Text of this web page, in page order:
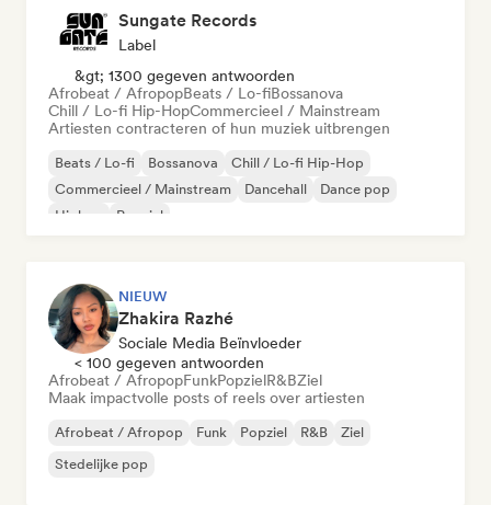
Sungate Records
Label
&gt; 1300 gegeven antwoorden
Afrobeat / AfropopBeats / Lo-fiBossanova
Chill / Lo-fi Hip-HopCommercieel / Mainstream
Artiesten contracteren of hun muziek uitbrengen
Beats / Lo-fi Bossanova
Chill / Lo-fi Hip-Hop
Commercieel / Mainstream
Dancehall
Dance pop
Hiphop
Popziel
NIEUW
Zhakira Razhé
Sociale Media Beïnvloeder
< 100 gegeven antwoorden
Afrobeat / AfropopFunkPopzielR&BZiel
Maak impactvolle posts of reels over artiesten
Afrobeat / Afropop Funk Popziel R&B
Ziel
Stedelijke pop